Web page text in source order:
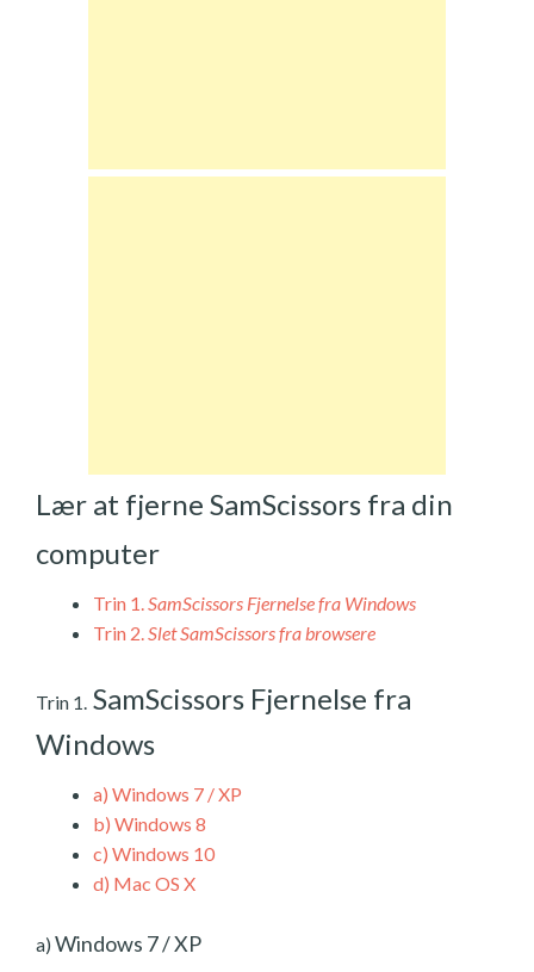
Lær at fjerne SamScissors fra din
computer
Trin 1.SamScissors Fjernelse fra Windows
Trin 2.Slet SamScissors fra browsere
Trin 1. SamScissors Fjernelse fra
Windows
a) Windows 7 / XP
b) Windows 8
c) Windows 10
d) Mac OS X
a) Windows 7 / XP